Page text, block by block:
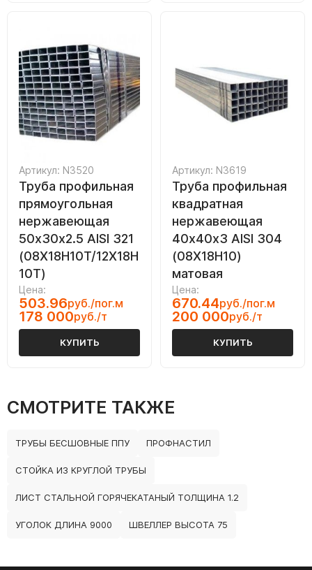
Артикул: N3520
Труба профильная
прямоугольная
нержавеющая
50х30х2.5 AISI 321
(08Х18Н10Т/12Х18Н
10Т)
Цена:
503.96руб./пог.м
178 000руб./т
КУПИТЬ
Артикул: N3619
Труба профильная
квадратная
нержавеющая
40х40х3 AISI 304
(08Х18Н10)
матовая
Цена:
670.44руб./пог.м
200 000руб./т
КУПИТЬ
СМОТРИТЕ ТАКЖЕ
ТРУБЫ БЕСШОВНЫЕ ППУ ПРОФНАСТИЛ
СТОЙКА ИЗ КРУГЛОЙ ТРУБЫ
ЛИСТ СТАЛЬНОЙ ГОРЯЧЕКАТАНЫЙ ТОЛЩИНА 1.2
УГОЛОК ДЛИНА 9000 ШВЕЛЛЕР ВЫСОТА 75